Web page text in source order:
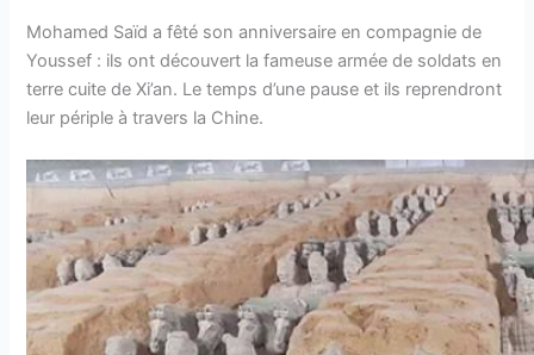
Mohamed Saïd a fêté son anniversaire en compagnie de
Youssef : ils ont découvert la fameuse armée de soldats en
terre cuite de Xi’an. Le temps d’une pause et ils reprendront
leur périple à travers la Chine.